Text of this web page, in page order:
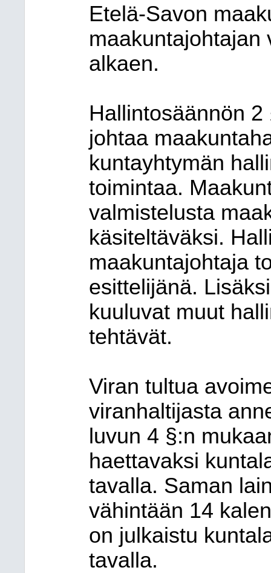
Etelä-Savon
maakuntajohtajan
alkaen.
Hallintosäännön
johtaa
kuntayhtymän
toimintaa.
valmistelusta
käsiteltäväksi.
maakuntajohtaja
esittelijänä.
kuuluvat muut
tehtävät.
Viran tultua
viranhaltijasta
luvun 4 §:n
haettavaksi
tavalla. Saman
vähintään 14
on julkaistu
tavalla.